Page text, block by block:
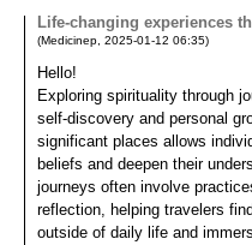
Life-changing experiences
(Medicinep 2025-01-12 06:35)
Hello!
Exploring spirituality through
self-discovery and personal
significant places allows
beliefs and deepen their
journeys often involve
reflection, helping travelers
outside of daily life and